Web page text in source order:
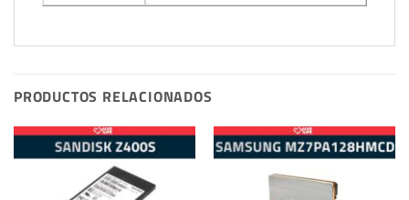
PRODUCTOS RELACIONADOS